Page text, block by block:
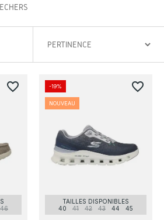
46
favorite_border
TAILLES DISPONIBLES
40
41 42 43 44 45
-19%
NOUVEAU
favorite_border